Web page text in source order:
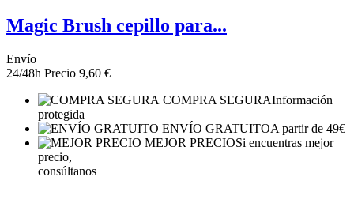
Magic Brush cepillo para...
Envío
24/48h Precio 9,60 €
COMPRA SEGURAInformación
protegida
ENVÍO GRATUITOA partir de 49€
MEJOR PRECIOSi encuentras mejor
precio,
consúltanos